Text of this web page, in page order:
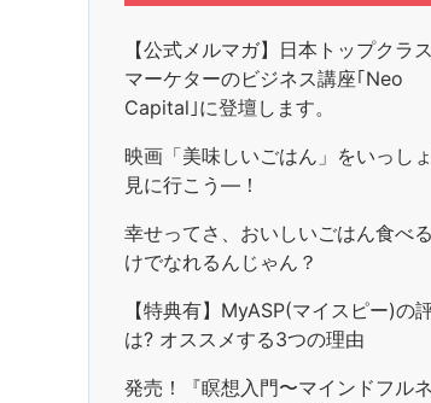
【公式メルマガ】日本トップクラ
マーケターのビジネス講座｢Neo
Capital｣に登壇します。
映画「美味しいごはん」をいっし
見に行こう―！
幸せってさ、おいしいごはん食べ
けでなれるんじゃん？
【特典有】MyASP(マイスピー)の
は? オススメする3つの理由
発売！『瞑想入門〜マインドフル